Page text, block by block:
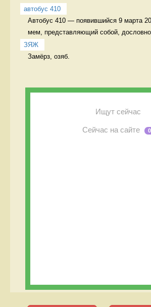
автобус 410
Автобус 410 — появившийся 9 марта
мем, представляющий собой, дословно
ЗЯЖ
Замёрз, озяб.
Ищут сейчас
Сейчас на сайте 0